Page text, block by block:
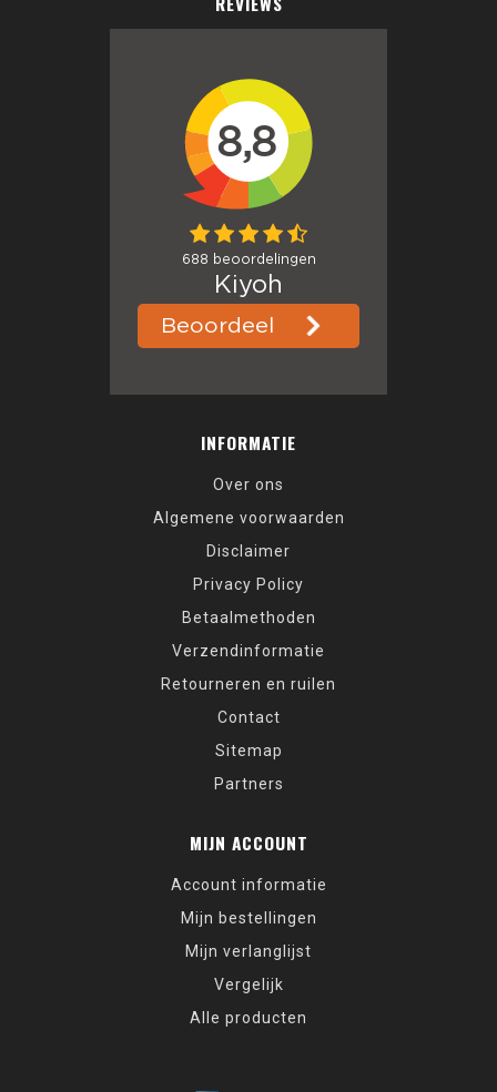
INFORMATIE
Over ons
Algemene voorwaarden
Disclaimer
Privacy Policy
Betaalmethoden
Verzendinformatie
Retourneren en ruilen
Contact
Sitemap
Partners
MIJN ACCOUNT
Account informatie
Mijn bestellingen
Mijn verlanglijst
Vergelijk
Alle producten